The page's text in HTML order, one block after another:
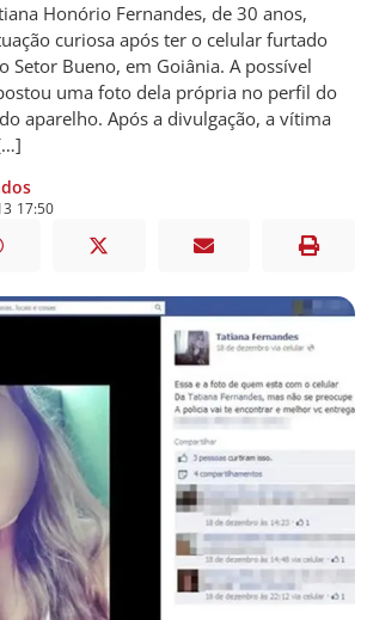
Honório Fernandes, de 30 anos,
curiosa após ter o celular furtado
Setor Bueno, em Goiânia. A possível
uma foto dela própria no perfil do
aparelho. Após a divulgação, a vítima
17:50